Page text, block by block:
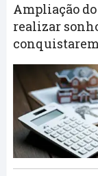
Ampliação
realizar